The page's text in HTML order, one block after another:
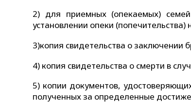
2) для приемных (опекаемых)
установлении опеки
3)копия свидетельства о заключении
4) копия свидетельства о смерти в
5) копии документов,
полученных за определенные